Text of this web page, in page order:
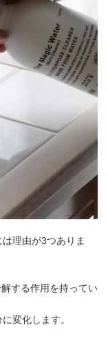
理由が3つありま
する作用を持ってい
変化します。